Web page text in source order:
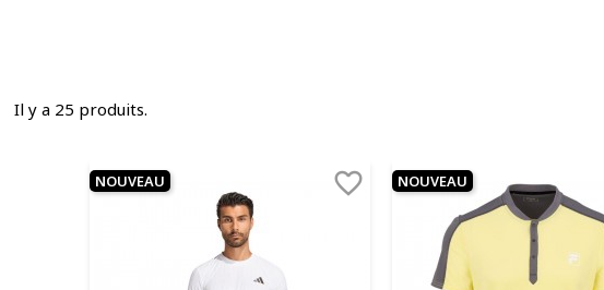
Il y a 25 produits.

NOUVEAU NOUVEAU